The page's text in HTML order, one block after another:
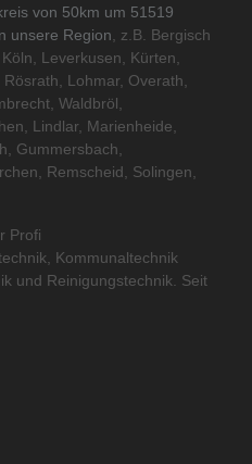
von 50km um 51519
unsere Region , z.B. Bergisch
Leverkusen, Kürten,
Lohmar, Overath,
Waldbröl,
Lindlar, Marienheide,
Gummersbach,
Remscheid, Solingen,
Profi
Kommunaltechnik
und Reinigungstechnik . Seit